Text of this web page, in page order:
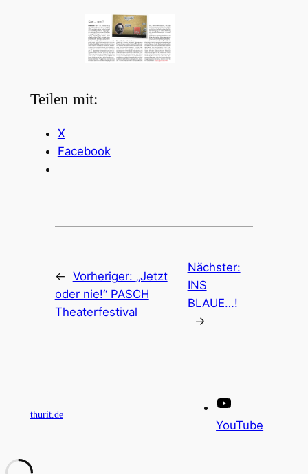
Teilen mit:
X
Facebook
← Vorheriger: „Jetzt
oder nie!“ PASCH
Theaterfestival
Nächster:
INS
BLAUE…!
→
thurit.de
YouTube